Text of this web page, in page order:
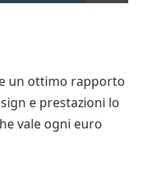
un ottimo rapporto
e prestazioni lo
vale ogni euro